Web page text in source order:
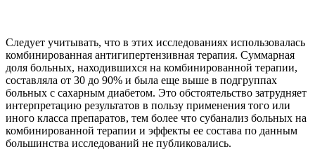
Следует учитывать, что в этих исследованиях использовалась
комбинированная антигипертензивная терапия. Суммарная
доля больных, находившихся на комбинированной терапии,
составляла от 30 до 90% и была еще выше в подгруппах
больных с сахарным диабетом. Это обстоятельство затрудняет
интерпретацию результатов в пользу применения того или
иного класса препаратов, тем более что субанализ больных на
комбинированной терапии и эффекты ее состава по данным
большинства исследований не публиковались.